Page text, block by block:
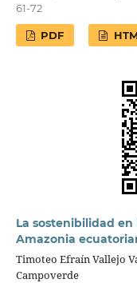
61-72
PDF
La sostenibilidad
Amazonia
Timoteo Efraín Vallejo
Campoverde